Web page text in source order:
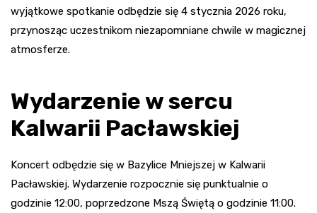
wyjątkowe spotkanie odbędzie się 4 stycznia 2026 roku,
przynosząc uczestnikom niezapomniane chwile w magicznej
atmosferze.
Wydarzenie w sercu
Kalwarii Pacławskiej
Koncert odbędzie się w Bazylice Mniejszej w Kalwarii
Pacławskiej. Wydarzenie rozpocznie się punktualnie o
godzinie 12:00, poprzedzone Mszą Świętą o godzinie 11:00.